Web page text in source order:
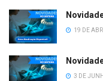
19 DE
3 DE